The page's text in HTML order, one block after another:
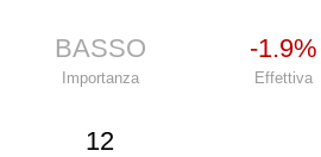
BASSO -1.9%
Importanza Effettiva
12